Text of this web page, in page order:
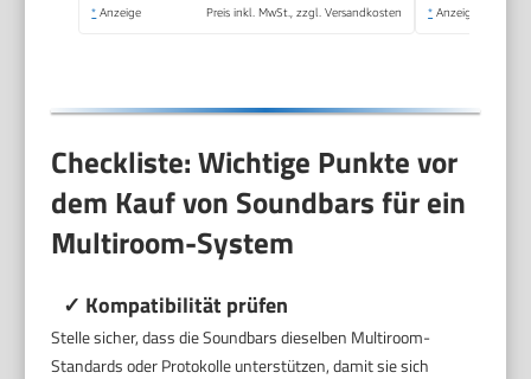
* Anzeige Preis inkl. MwSt., zzgl. Versandkosten * Anzeige
Checkliste: Wichtige Punkte vor
dem Kauf von Soundbars für ein
Multiroom-System
✓ Kompatibilität prüfen
Stelle sicher, dass die Soundbars dieselben Multiroom-
Standards oder Protokolle unterstützen, damit sie sich